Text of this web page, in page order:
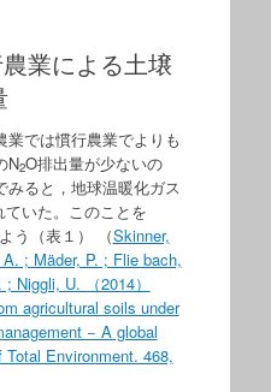
業による土壌
では慣行農業でよりも
N2O排出量が少ないの
みると，地球温暖化ガス
いた。このことを
う（表１） （Skinner,
; Mäder, P. ; Flie bach,
Niggli, U. （2014）
agricultural soils under
− A global
Environment. 468,